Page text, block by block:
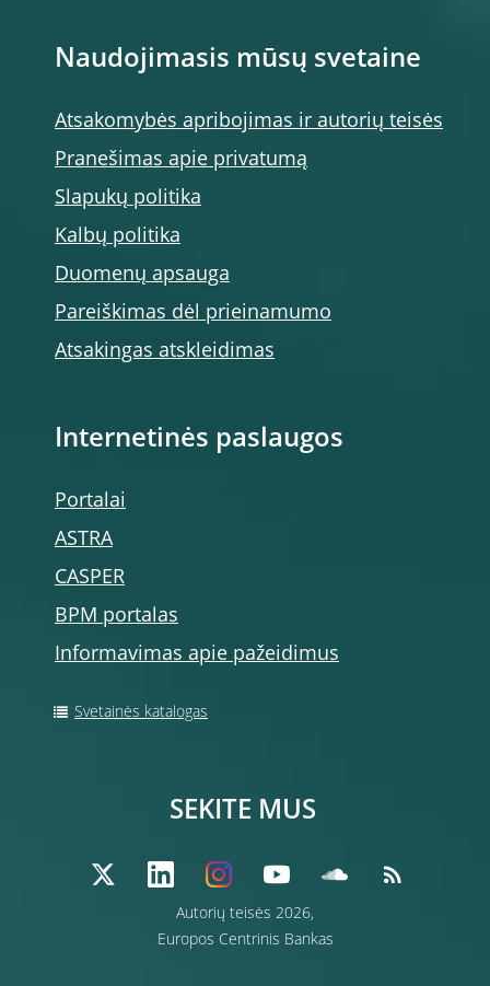
Naudojimasis mūsų svetaine
Atsakomybės apribojimas ir autorių teisės
Pranešimas apie privatumą
Slapukų politika
Kalbų politika
Duomenų apsauga
Pareiškimas dėl prieinamumo
Atsakingas atskleidimas
Internetinės paslaugos
Portalai
ASTRA
CASPER
BPM portalas
Informavimas apie pažeidimus
Svetainės katalogas
Autorių teisės 2026,
Europos Centrinis Bankas
SEKITE MUS